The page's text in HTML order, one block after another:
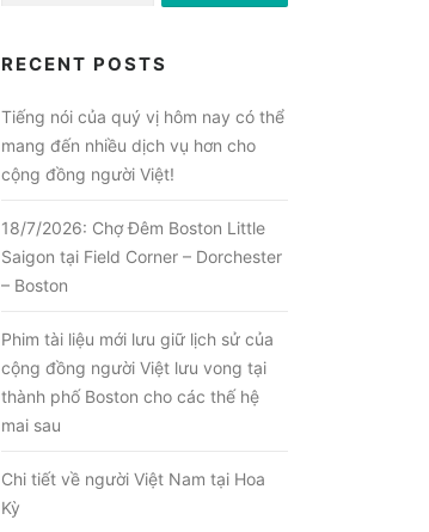
RECENT POSTS
Tiếng nói của quý vị hôm nay có thể
mang đến nhiều dịch vụ hơn cho
cộng đồng người Việt!
18/7/2026: Chợ Đêm Boston Little
Saigon tại Field Corner – Dorchester
– Boston
Phim tài liệu mới lưu giữ lịch sử của
cộng đồng người Việt lưu vong tại
thành phố Boston cho các thế hệ
mai sau
Chi tiết về người Việt Nam tại Hoa
Kỳ